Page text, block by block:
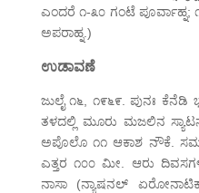
ಎಂದರೆ ೧-೩೦ ಗಂಟೆ
ಅಪರಾಹ್ನ.)
ಉಡಾವಣೆ
ಜುಲೈ ೧೬, ೧೯೬೯. ಪುನಃ
ತಳದಲ್ಲಿ ಮೂರು ಮಜಲಿನ
ಅಪೊಲೊ ೧೧ ಆಕಾಶ ನೌಕೆ.
ಎತ್ತರ ೧೦೦ ಮೀ. ಆರು
ನಾಸಾ (ನ್ಯಾಷನಲ್